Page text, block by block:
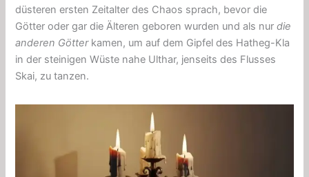
düsteren ersten Zeitalter des Chaos sprach, bevor die
Götter oder gar die Älteren geboren wurden und als nurdie
anderen Götterkamen, um auf dem Gipfel des Hatheg-Kla
in der steinigen Wüste nahe Ulthar, jenseits des Flusses
Skai, zu tanzen.